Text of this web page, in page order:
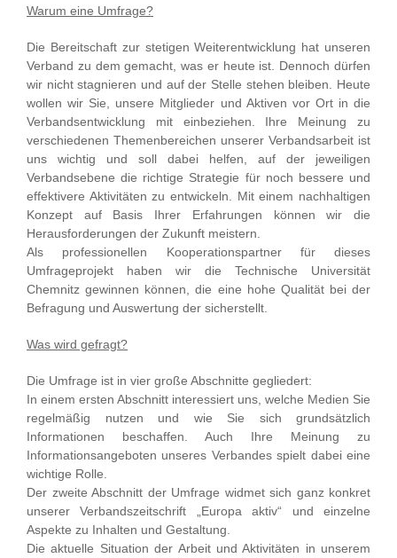
Warum eine Umfrage?
Die Bereitschaft zur stetigen Weiterentwicklung hat unseren
Verband zu dem gemacht, was er heute ist. Dennoch dürfen
wir nicht stagnieren und auf der Stelle stehen bleiben. Heute
wollen wir Sie, unsere Mitglieder und Aktiven vor Ort in die
Verbandsentwicklung mit einbeziehen. Ihre Meinung zu
verschiedenen Themenbereichen unserer Verbandsarbeit ist
uns wichtig und soll dabei helfen, auf der jeweiligen
Verbandsebene die richtige Strategie für noch bessere und
effektivere Aktivitäten zu entwickeln. Mit einem nachhaltigen
Konzept auf Basis Ihrer Erfahrungen können wir die
Herausforderungen der Zukunft meistern.
Als professionellen Kooperationspartner für dieses
Umfrageprojekt haben wir die Technische Universität
Chemnitz gewinnen können, die eine hohe Qualität bei der
Befragung und Auswertung der sicherstellt.
Was wird gefragt?
Die Umfrage ist in vier große Abschnitte gegliedert:
In einem ersten Abschnitt interessiert uns, welche Medien Sie
regelmäßig nutzen und wie Sie sich grundsätzlich
Informationen beschaffen. Auch Ihre Meinung zu
Informationsangeboten unseres Verbandes spielt dabei eine
wichtige Rolle.
Der zweite Abschnitt der Umfrage widmet sich ganz konkret
unserer Verbandszeitschrift „Europa aktiv“ und einzelne
Aspekte zu Inhalten und Gestaltung.
Die aktuelle Situation der Arbeit und Aktivitäten in unserem